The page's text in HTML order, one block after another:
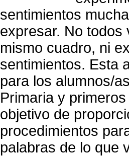
sentimientos
expresar. No todos
mismo cuadro, ni
sentimientos. Esta
para los alumnos/
Primaria y
objetivo de
procedimientos
palabras de lo que